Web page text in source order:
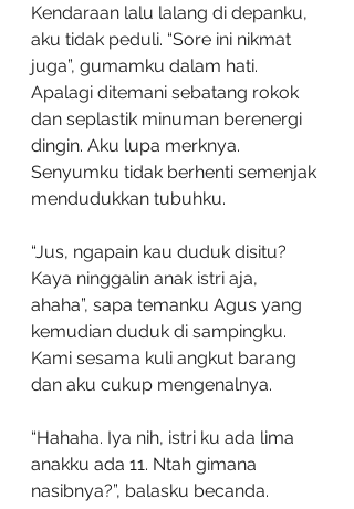
Kendaraan lalu lalang di depanku,
aku tidak peduli. “Sore ini nikmat
juga”, gumamku dalam hati.
Apalagi ditemani sebatang rokok
dan seplastik minuman berenergi
dingin. Aku lupa merknya.
Senyumku tidak berhenti semenjak
mendudukkan tubuhku.
“Jus, ngapain kau duduk disitu?
Kaya ninggalin anak istri aja,
ahaha”, sapa temanku Agus yang
kemudian duduk di sampingku.
Kami sesama kuli angkut barang
dan aku cukup mengenalnya.
“Hahaha. Iya nih, istri ku ada lima
anakku ada 11. Ntah gimana
nasibnya?”, balasku becanda.